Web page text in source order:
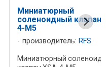
Миниатюрный
соленоидный клапан
4-M5
производитель: RFS
Миниатюрный